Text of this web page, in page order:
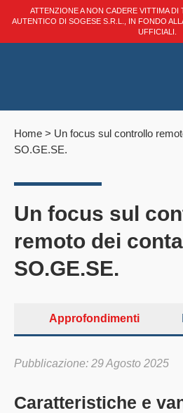
ATTENZIONE A NON CADERE VITTIMA
AUTENTICO DI SOGESE S.R.L., IN FONDO
UFFICIALI.
Home > Un focus sul controllo
SO.GE.SE.
Un focus sul
remoto dei
SO.GE.SE.
Approfondimenti
Pubblicazione: 29 Agosto 2025
Caratteristiche e